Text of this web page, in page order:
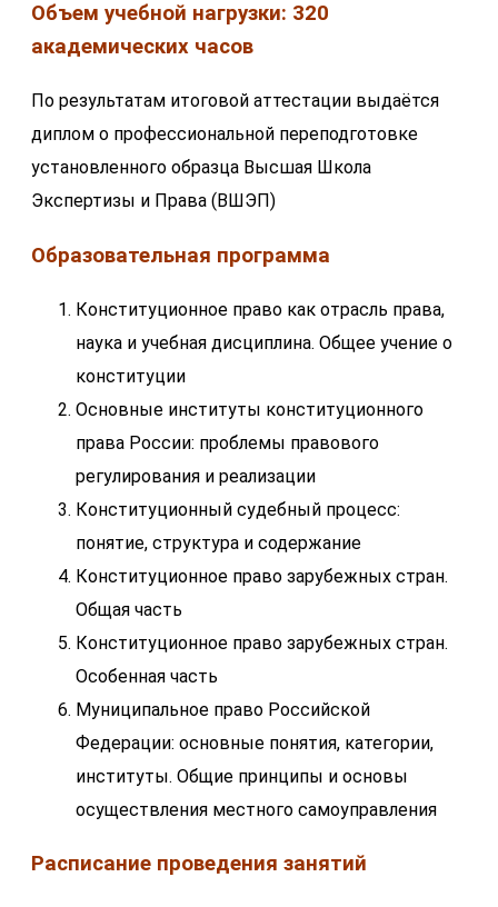
Объем учебной нагрузки: 320
академических часов
По результатам итоговой аттестации выдаётся
диплом о профессиональной переподготовке
установленного образца Высшая Школа
Экспертизы и Права (ВШЭП)
Образовательная программа
Конституционное право как отрасль права,
наука и учебная дисциплина. Общее учение о
конституции
Основные институты конституционного
права России: проблемы правового
регулирования и реализации
Конституционный судебный процесс:
понятие, структура и содержание
Конституционное право зарубежных стран.
Общая часть
Конституционное право зарубежных стран.
Особенная часть
Муниципальное право Российской
Федерации: основные понятия, категории,
институты. Общие принципы и основы
осуществления местного самоуправления
Расписание проведения занятий